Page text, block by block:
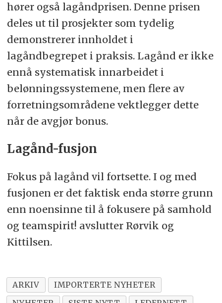
hører også lagåndprisen. Denne prisen
deles ut til prosjekter som tydelig
demonstrerer innholdet i
lagåndbegrepet i praksis. Lagånd er ikke
ennå systematisk innarbeidet i
belønningssystemene, men flere av
forretningsområdene vektlegger dette
når de avgjør bonus.
Lagånd-fusjon
Fokus på lagånd vil fortsette. I og med
fusjonen er det faktisk enda større grunn
enn noensinne til å fokusere på samhold
og teamspirit! avslutter Rørvik og
Kittilsen.
ARKIV
IMPORTERTE NYHETER